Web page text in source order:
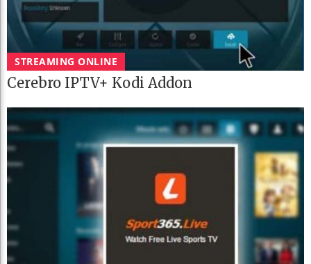
STREAMING ONLINE
Cerebro IPTV+ Kodi Addon